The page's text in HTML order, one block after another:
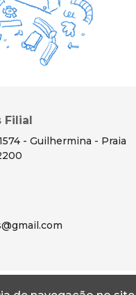
Filial
- Guilhermina - Praia